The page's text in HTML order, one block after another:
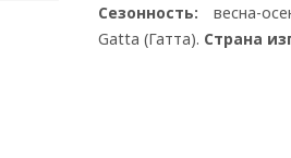
Сезонность: весна-
Gatta (Гатта). Страна